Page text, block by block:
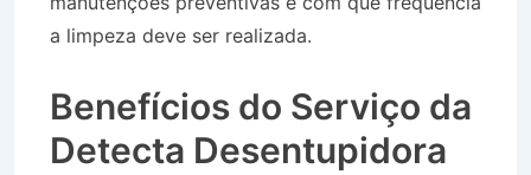
a limpeza deve ser realizada.
Benefícios do Serviço da
Detecta Desentupidora